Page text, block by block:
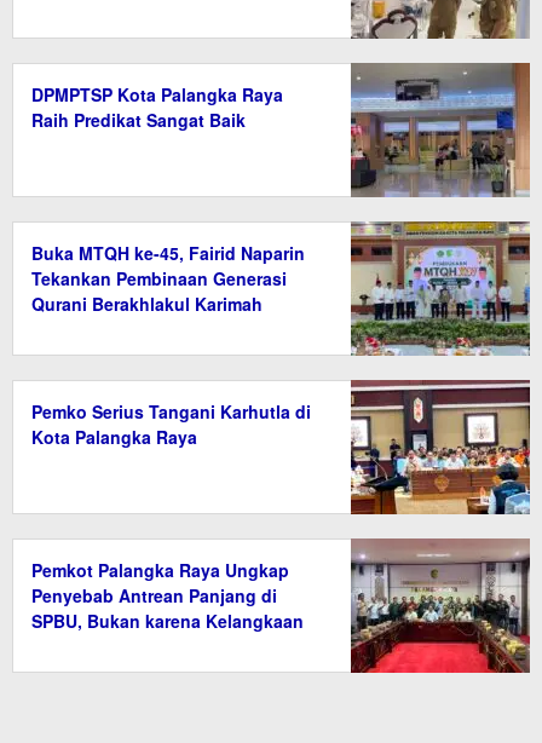
DPMPTSP Kota Palangka Raya
Raih Predikat Sangat Baik
Buka MTQH ke-45, Fairid Naparin
Tekankan Pembinaan Generasi
Qurani Berakhlakul Karimah
Pemko Serius Tangani Karhutla di
Kota Palangka Raya
Pemkot Palangka Raya Ungkap
Penyebab Antrean Panjang di
SPBU, Bukan karena Kelangkaan